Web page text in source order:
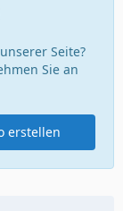
Paket gut
Seite?
Sie an
erstellen